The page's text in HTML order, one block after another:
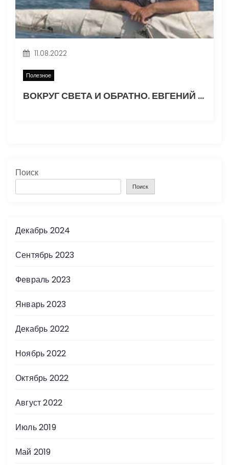
11.08.2022
Полезное
ВОКРУГ СВЕТА И ОБРАТНО. ЕВГЕНИЙ ГВОЗДЕВ. Часть 1
Поиск
Поиск
Декабрь 2024
Сентябрь 2023
Февраль 2023
Январь 2023
Декабрь 2022
Ноябрь 2022
Октябрь 2022
Август 2022
Июль 2019
Май 2019